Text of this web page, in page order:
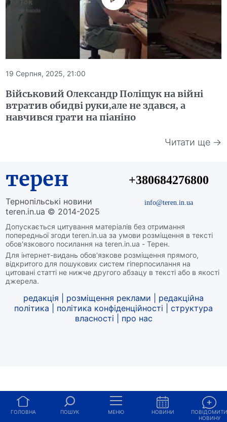
19 Серпня, 2025, 21:00
Військовий Олександр Поліщук на війні
втратив обидві руки,але не здався, а
навчився грати на піаніно
Читати ще →
терен
Тернопільські новини
teren.in.ua © 2014-2025
Допускається цитування матеріалів без отримання
попередньої згоди teren.in.ua за умови розміщення в тексті
обов'язкового посилання на teren.in.ua - Терен.
Для інтернет-видань обов'язкове розміщення прямого,
відкритого для пошукових систем гіперпосилання на
цитовані статті не нижче другого абзацу в тексті або в якості
джерела.
+380684276800
info@teren.in.ua
редакція розміщення реклами
редакційна
політика
політика конфіденційності
структура
власності
про нас
ГОЛОВНА ПОШУК МЕНЮ НОВИНИ
НОВИНУ